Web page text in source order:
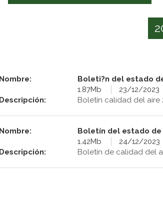
Nombre:
Boleti?n del estado
1.87Mb
23/12/2023
Descripción:
Boletín calidad del aire
Nombre:
Boletín del estado
1.42Mb
24/12/2023
Descripción:
Boletín de calidad del